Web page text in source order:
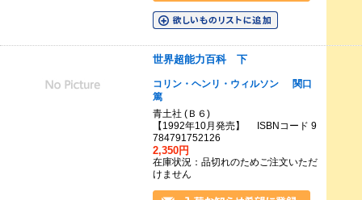
世界超能力百科 下
コリン・ヘンリ・ウィルソン
関口
篤
青土社 (Ｂ６)
【1992年10月発売】 ISBNコード 9
784791752126
2,350円
在庫状況：品切れのためご注文いただ
けません